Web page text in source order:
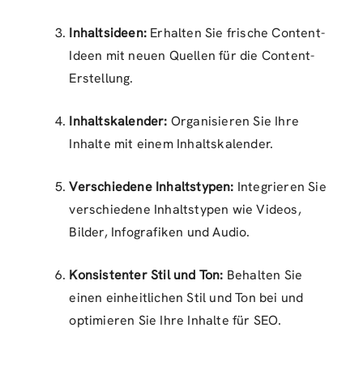
Inhaltsideen: Erhalten Sie frische Content-
Ideen mit neuen Quellen für die Content-
Erstellung.
Inhaltskalender: Organisieren Sie Ihre
Inhalte mit einem Inhaltskalender.
Verschiedene Inhaltstypen: Integrieren Sie
verschiedene Inhaltstypen wie Videos,
Bilder, Infografiken und Audio.
Konsistenter Stil und Ton: Behalten Sie
einen einheitlichen Stil und Ton bei und
optimieren Sie Ihre Inhalte für SEO.